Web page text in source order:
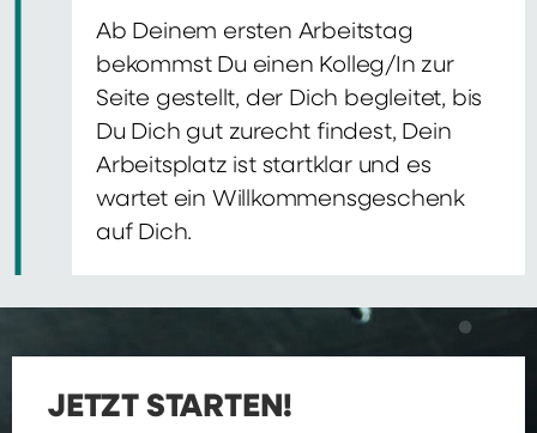
Ab Deinem ersten Arbeitstag
bekommst Du einen Kolleg/In zur
Seite gestellt, der Dich begleitet, bis
Du Dich gut zurecht findest, Dein
Arbeitsplatz ist startklar und es
wartet ein Willkommensgeschenk
auf Dich.
JETZT STARTEN!